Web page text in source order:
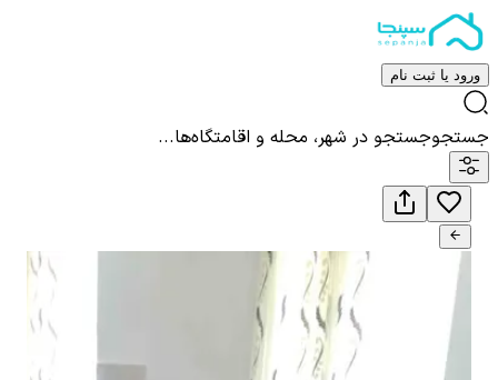
ورود یا ثبت نام
جستجوجستجو در شهر، محله و اقامتگاه‌ها...